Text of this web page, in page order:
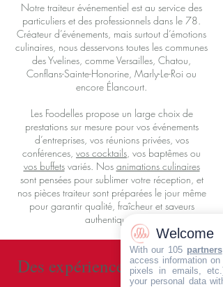
Notre traiteur événementiel est au service des
particuliers et des professionnels dans le 78.
Créateur d’événements, mais surtout d’émotions
culinaires, nous desservons toutes les communes
des Yvelines, comme Versailles, Chatou,
Conflans-Sainte-Honorine, Marly-Le-Roi ou
encore Élancourt.
Les Foodelles propose un large choix de
prestations sur mesure pour vos événements
d’entreprises, vos réunions privées, vos
conférences, vos cocktails, vos baptêmes ou
vos buffetsvariés. Nos animations culinaires
sont pensées pour sublimer votre réception, et
nos pièces traiteur sont préparées le jour même
pour garantir qualité, fraîcheur et saveurs
authentiques.
Des expériences gustatives
Welcome
With our 105 partners
access information
pixels in emails,
your personal data